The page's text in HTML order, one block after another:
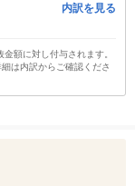
内訳を見る
額に対し付与されます。
は内訳からご確認くださ